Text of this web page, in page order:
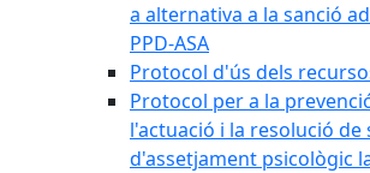
a alternativa a la sanció
PPD-ASA
Protocol d'ús dels
Protocol per a la
l'actuació i la resolució de
d'assetjament psicològic